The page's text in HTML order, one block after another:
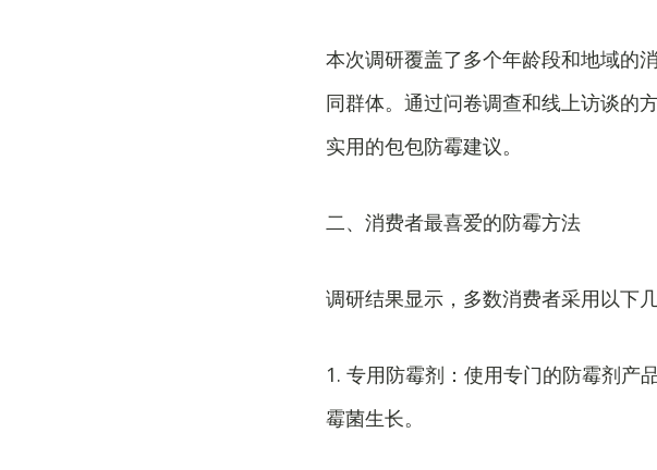
本次调研覆盖了多个年龄段和地域的
同群体。通过问卷调查和线上访谈的
实用的包包防霉建议。
二、消费者最喜爱的防霉方法
调研结果显示，多数消费者采用以下
1. 专用防霉剂：使用专门的防霉剂产
霉菌生长。